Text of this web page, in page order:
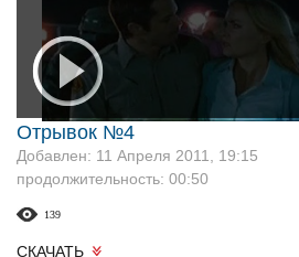
Отрывок №4
Добавлен: 11 Апреля 2011, 19:15
продолжительность: 00:50
139
СКАЧАТЬ